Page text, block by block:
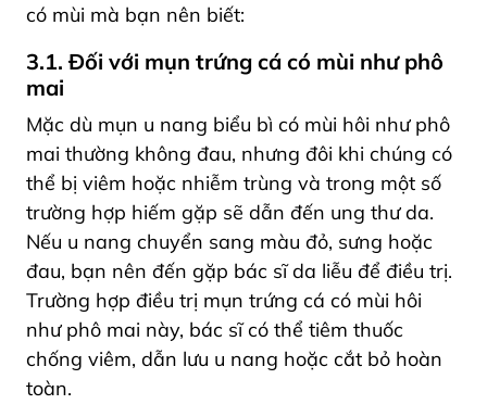
có mùi mà bạn nên biết:
3.1. Đối với mụn trứng cá có mùi như phô
mai
Mặc dù mụn u nang biểu bì có mùi hôi như phô
mai thường không đau, nhưng đôi khi chúng có
thể bị viêm hoặc nhiễm trùng và trong một số
trường hợp hiếm gặp sẽ dẫn đến ung thư da.
Nếu u nang chuyển sang màu đỏ, sưng hoặc
đau, bạn nên đến gặp bác sĩ da liễu để điều trị.
Trường hợp điều trị mụn trứng cá có mùi hôi
như phô mai này, bác sĩ có thể tiêm thuốc
chống viêm, dẫn lưu u nang hoặc cắt bỏ hoàn
toàn.